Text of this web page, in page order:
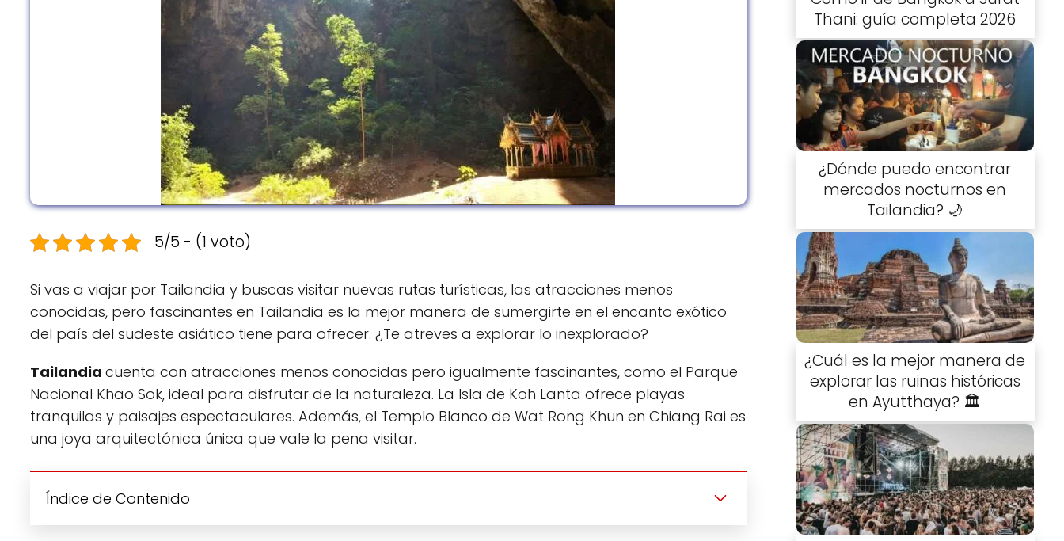
5/5 - (1 voto)
Si vas a viajar por Tailandia y buscas visitar nuevas rutas turísticas, las atracciones menos
conocidas, pero fascinantes en Tailandia es la mejor manera de sumergirte en el encanto exótico
del país del sudeste asiático tiene para ofrecer. ¿Te atreves a explorar lo inexplorado?
Tailandia cuenta con atracciones menos conocidas pero igualmente fascinantes, como el Parque
Nacional Khao Sok, ideal para disfrutar de la naturaleza. La Isla de Koh Lanta ofrece playas
tranquilas y paisajes espectaculares. Además, el Templo Blanco de Wat Rong Khun en Chiang Rai es
una joya arquitectónica única que vale la pena visitar.
Índice de Contenido
Thani: guía completa 2026
¿Dónde puedo encontrar
mercados nocturnos en
Tailandia? 🌙
¿Cuál es la mejor manera de
explorar las ruinas históricas
en Ayutthaya? 🏛️